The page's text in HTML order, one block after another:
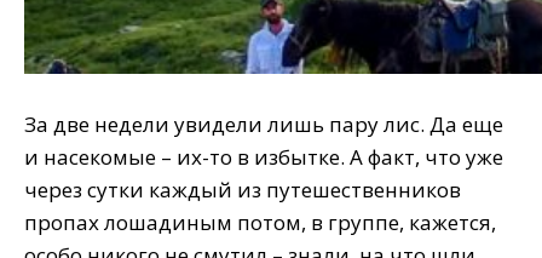
За две недели увидели лишь пару лис. Да еще
и насекомые – их-то в избытке. А факт, что уже
через сутки каждый из путешественников
пропах лошадиным потом, в группе, кажется,